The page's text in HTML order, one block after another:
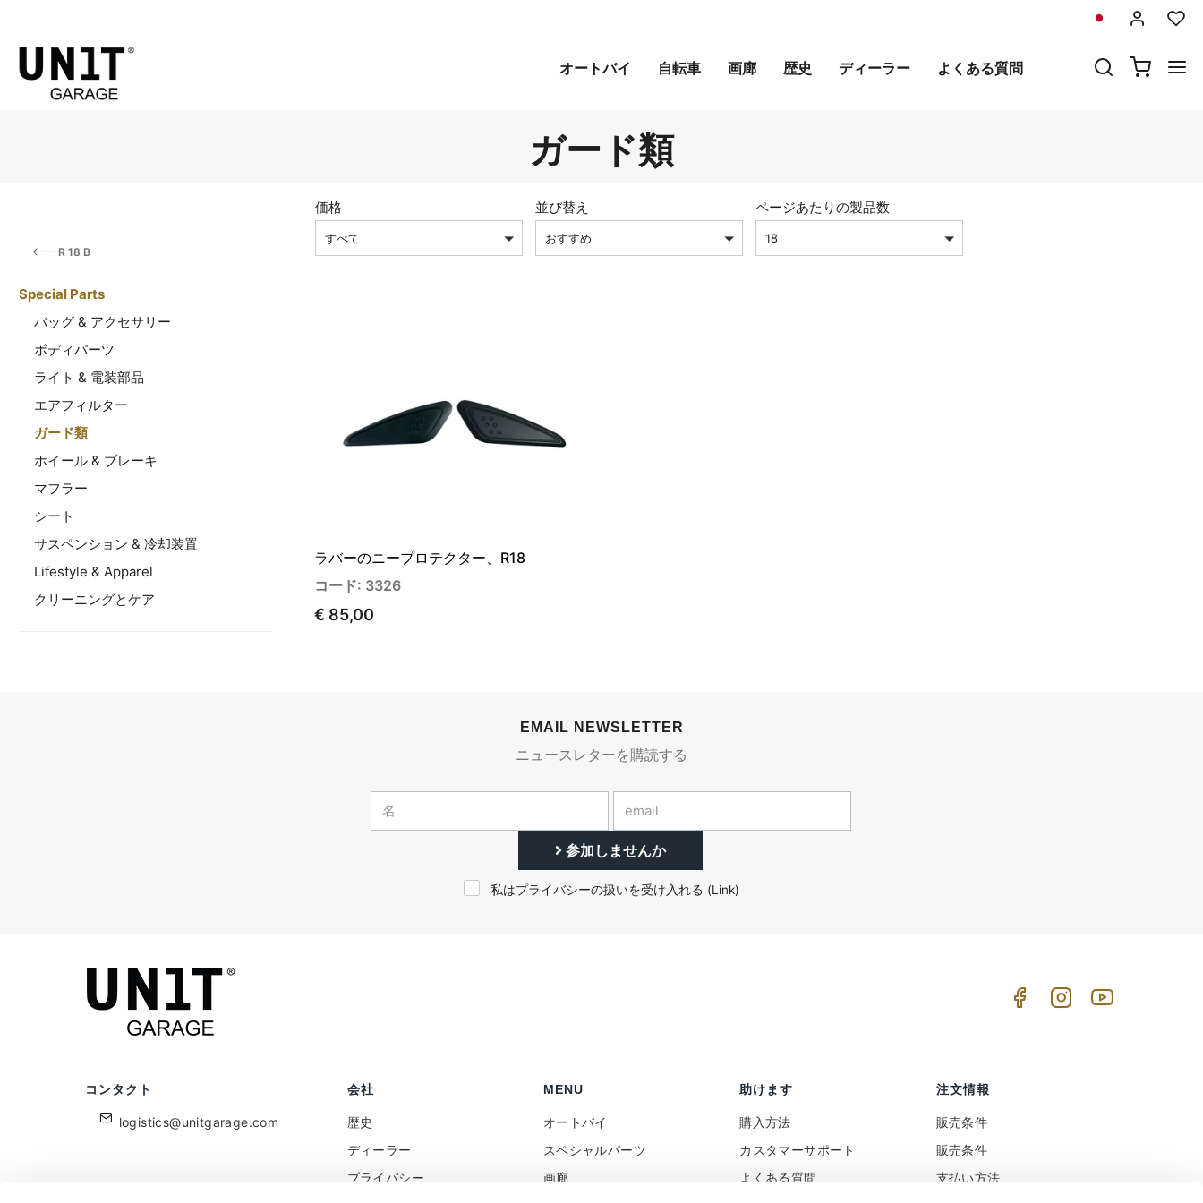
オートバイ 自転車 画廊 歴史 ディーラー よくある質問
ガード類
R 18 B
Special Parts
バッグ & アクセサリー
ボディパーツ
ライト & 電装部品
エアフィルター
ガード類
ホイール & ブレーキ
マフラー
シート
サスペンション & 冷却装置
Lifestyle & Apparel
クリーニングとケア
価格
すべて
並び替え
おすすめ
ページあたりの製品数
18
ラバーのニープロテクター、R18
コード: 3326
€ 85,00
EMAIL NEWSLETTER
ニュースレターを購読する
参加しませんか
私はプライバシーの扱いを受け入れる (Link)
コンタクト
logistics@unitgarage.com
会社
歴史
ディーラー
プライバシー
MENU
オートバイ
スペシャルパーツ
画廊
助けます
購入方法
カスタマーサポート
よくある質問
注文情報
販売条件
販売条件
支払い方法